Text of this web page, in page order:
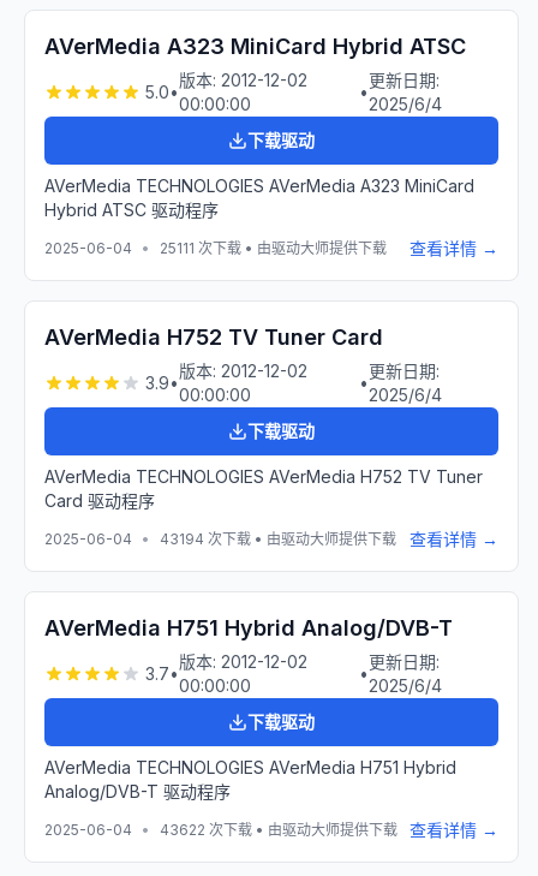
AVerMedia A323 MiniCard Hybrid ATSC
5.0•
版本: 2012-12-02
00:00:00
•
更新日期:
2025/6/4
下载驱动
AVerMedia TECHNOLOGIES AVerMedia A323 MiniCard
Hybrid ATSC 驱动程序
2025-06-04 • 25111 次下载 • 由驱动大师提供下载 查看详情 →
AVerMedia H752 TV Tuner Card
3.9•
版本: 2012-12-02
00:00:00
•
更新日期:
2025/6/4
下载驱动
AVerMedia TECHNOLOGIES AVerMedia H752 TV Tuner
Card 驱动程序
2025-06-04 • 43194 次下载 • 由驱动大师提供下载 查看详情 →
AVerMedia H751 Hybrid Analog/DVB-T
3.7•
版本: 2012-12-02
00:00:00
•
更新日期:
2025/6/4
下载驱动
AVerMedia TECHNOLOGIES AVerMedia H751 Hybrid
Analog/DVB-T 驱动程序
2025-06-04 • 43622 次下载 • 由驱动大师提供下载 查看详情 →